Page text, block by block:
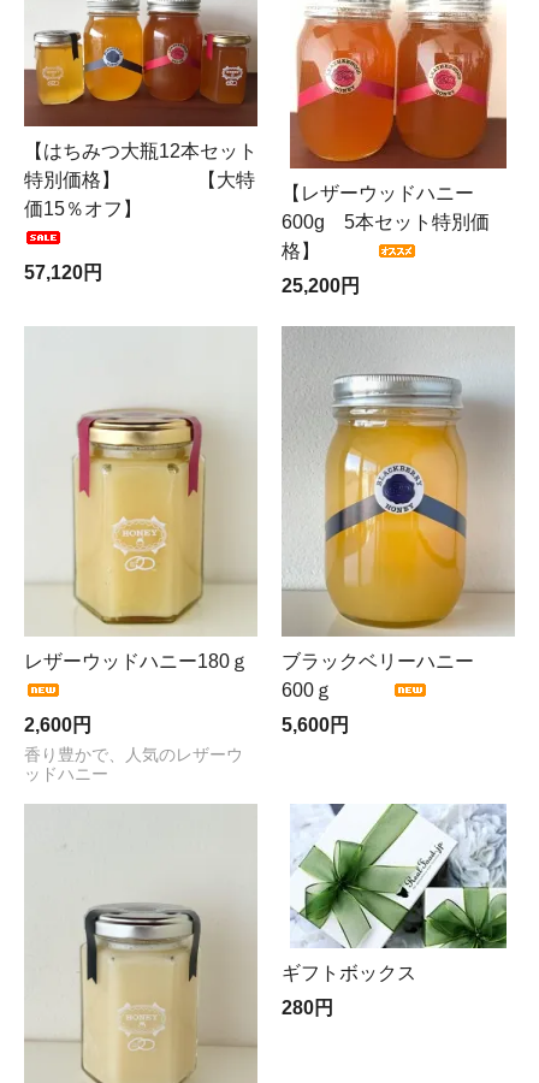
【はちみつ大瓶12本セット
特別価格】 【大特
価15％オフ】
57,120円
【レザーウッドハニー
600g 5本セット特別価
格】
25,200円
レザーウッドハニー180ｇ
2,600円
香り豊かで、人気のレザーウ
ッドハニー
ブラックベリーハニー
600ｇ
5,600円
ギフトボックス
280円